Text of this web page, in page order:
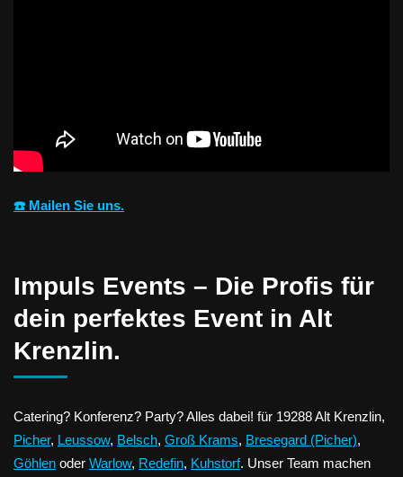
☎️ Mailen Sie uns.
Impuls Events – Die Profis für
dein perfektes Event in Alt
Krenzlin.
Catering? Konferenz? Party? Alles dabei! für 19288 Alt Krenzlin,
Picher, Leussow, Belsch, Groß Krams, Bresegard (Picher),
Göhlen oder Warlow, Redefin, Kuhstorf. Unser Team machen